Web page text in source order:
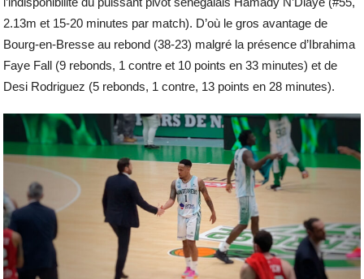
2.13m et 15-20 minutes par match). D’où le gros avantage de
Bourg-en-Bresse au rebond (38-23) malgré la présence d’Ibrahima
Faye Fall (9 rebonds, 1 contre et 10 points en 33 minutes) et de
Desi Rodriguez (5 rebonds, 1 contre, 13 points en 28 minutes).